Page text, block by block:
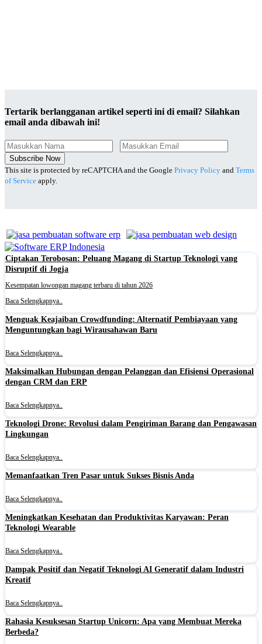
Tertarik berlangganan artikel seperti ini di email? Silahkan
email anda dibawah ini!
Subscribe Now
This site is protected by reCAPTCHA and the Google Privacy Policy and Terms
of Service apply.
Ciptakan Terobosan: Peluang Magang di Startup Teknologi yang
Disruptif di Jogja
Kesempatan lowongan magang terbaru di tahun 2026
Baca Selengkapnya..
Menguak Keajaiban Crowdfunding: Alternatif Pembiayaan yang
Menguntungkan bagi Wirausahawan Baru
Baca Selengkapnya..
Maksimalkan Hubungan dengan Pelanggan dan Efisiensi Operasional
dengan CRM dan ERP
Baca Selengkapnya..
Teknologi Drone: Revolusi dalam Pengiriman Barang dan Pengawasan
Lingkungan
Baca Selengkapnya..
Memanfaatkan Tren Pasar untuk Sukses Bisnis Anda
Baca Selengkapnya..
Meningkatkan Kesehatan dan Produktivitas Karyawan: Peran
Teknologi Wearable
Baca Selengkapnya..
Dampak Positif dan Negatif Teknologi AI Generatif dalam Industri
Kreatif
Baca Selengkapnya..
Rahasia Kesuksesan Startup Unicorn: Apa yang Membuat Mereka
Berbeda?